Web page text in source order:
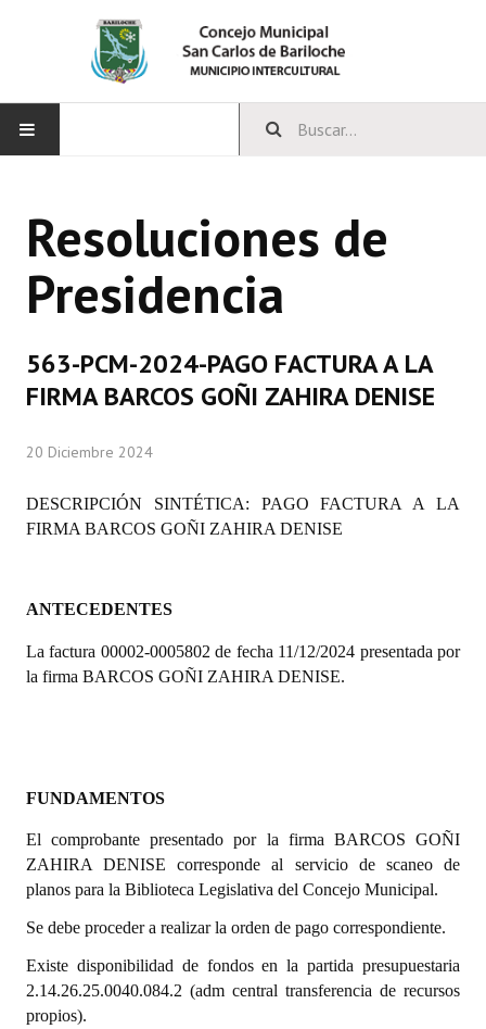
CONCEJO
Bloques Políticos
Comisiones Permanentes
Programas
Constitución Nacional
Constitución Provincial
Organigrama
DOCUMENTOS
Informes de Gestión
Proyectos Presentados
Dictámenes Asesoría Letrada
Resoluciones de
Presidencia
563-PCM-2024-PAGO FACTURA A LA
FIRMA BARCOS GOÑI ZAHIRA DENISE
20 Diciembre 2024
DESCRIPCIÓN SINTÉTICA: PAGO FACTURA A LA
FIRMA BARCOS GOÑI ZAHIRA DENISE
ANTECEDENTES
La factura 00002-0005802 de fecha 11/12/2024 presentada por
la firma BARCOS GOÑI ZAHIRA DENISE.
FUNDAMENTOS
El comprobante presentado por la firma BARCOS GOÑI
ZAHIRA DENISE corresponde al servicio de scaneo de
planos para la Biblioteca Legislativa del Concejo Municipal.
Se debe proceder a realizar la orden de pago correspondiente.
Existe disponibilidad de fondos en la partida presupuestaria
2.14.26.25.0040.084.2 (adm central transferencia de recursos
propios).